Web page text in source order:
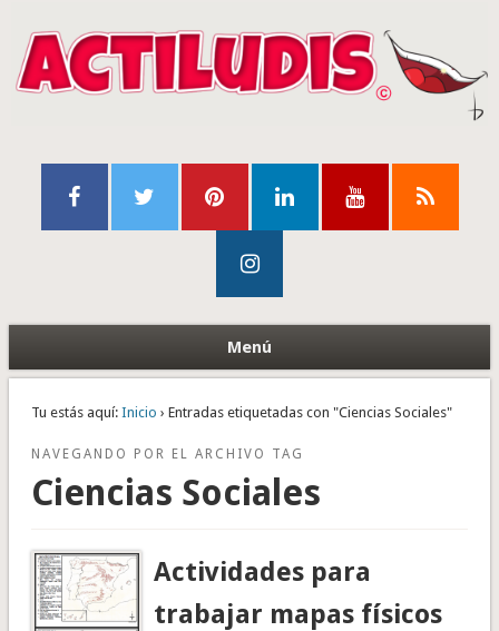
Menú
Tu estás aquí: Inicio › Entradas etiquetadas con "Ciencias Sociales"
NAVEGANDO POR EL ARCHIVO TAG
Ciencias Sociales
Actividades para
trabajar mapas físicos